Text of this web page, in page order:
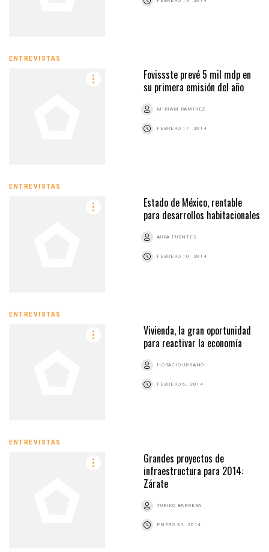
ENTREVISTAS
Fovissste prevé 5 mil mdp en
su primera emisión del año
MIRIAM RAMÍREZ
FEBRERO 17, 2014
ENTREVISTAS
Estado de México, rentable
para desarrollos habitacionales
AURA FUENTES
FEBRERO 10, 2014
ENTREVISTAS
Vivienda, la gran oportunidad
para reactivar la economía
HORACIO URBANO
FEBRERO 6, 2014
ENTREVISTAS
Grandes proyectos de
infraestructura para 2014:
Zárate
YURIKO BARRERA
ENERO 31, 2014